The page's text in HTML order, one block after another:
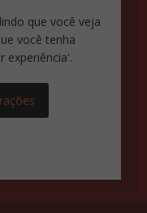
que você veja
você tenha
experiência'.